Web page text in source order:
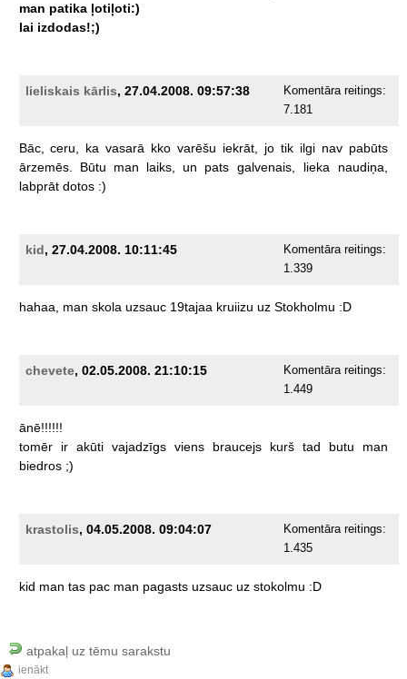
man patika ļotiļoti:)
lai izdodas!;)
lieliskais kārlis, 27.04.2008. 09:57:38
Komentāra reitings:
7.181
Bāc, ceru, ka vasarā kko varēšu iekrāt, jo tik ilgi nav pabūts
ārzemēs.
Būtu man laiks, un pats galvenais, lieka
naudiņa,
labprāt dotos :)
kid, 27.04.2008. 10:11:45
Komentāra reitings:
1.339
hahaa, man skola uzsauc 19tajaa kruiizu uz Stokholmu :D
chevete, 02.05.2008. 21:10:15
Komentāra reitings:
1.449
ānē!!!!!!
tomēr
ir akūti vajadzīgs viens braucejs kurš tad butu
man
biedros ;)
krastolis, 04.05.2008. 09:04:07
Komentāra reitings:
1.435
kid man tas pac man pagasts uzsauc uz stokolmu :D
atpakaļ uz tēmu sarakstu
ienākt